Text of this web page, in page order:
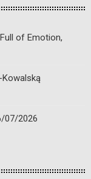
of Emotion,
Kowalską
07/2026